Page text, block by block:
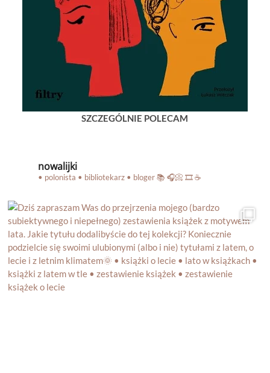
SZCZEGÓLNIE POLECAM
nowalijki
• polonista • bibliotekarz • bloger📚 🎧📀 🎞️ ☕️